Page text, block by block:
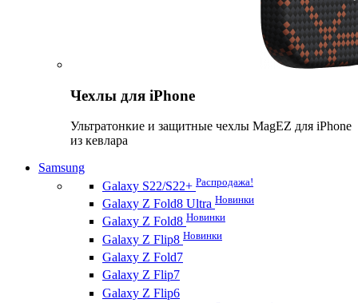
Чехлы для iPhone
Ультратонкие и защитные чехлы MagEZ для iPhone
из кевлара
Samsung
Galaxy S22/S22+ Распродажа!
Galaxy Z Fold8 Ultra Новинки
Galaxy Z Fold8 Новинки
Galaxy Z Flip8 Новинки
Galaxy Z Fold7
Galaxy Z Flip7
Galaxy Z Flip6